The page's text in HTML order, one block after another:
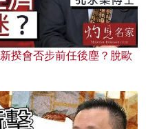
揆會否步前任後塵？脫歐